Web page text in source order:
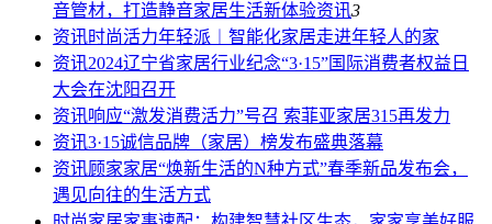
音管材，打造静音家居生活新体验资讯3
资讯时尚活力年轻派︱智能化家居走进年轻人的家
资讯2024辽宁省家居行业纪念“3·15”国际消费者权益日
大会在沈阳召开
资讯响应“激发消费活力”号召 索菲亚家居315再发力
资讯3·15诚信品牌（家居）榜发布盛典落幕
资讯顾家家居“焕新生活的N种方式”春季新品发布会，
遇见向往的生活方式